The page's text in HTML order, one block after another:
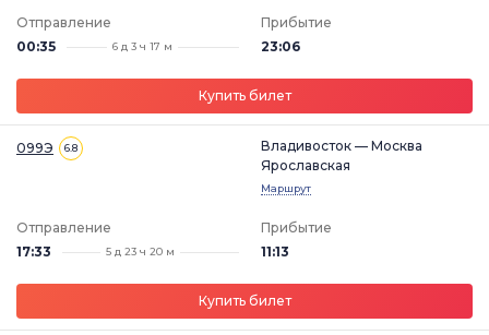
Отправление
00:35
6 д 3 ч 17 м
Прибытие
23:06
Купить билет
099Э 6.8
Владивосток — Москва
Ярославская
Маршрут
Отправление
17:33
5 д 23 ч 20 м
Прибытие
11:13
Купить билет